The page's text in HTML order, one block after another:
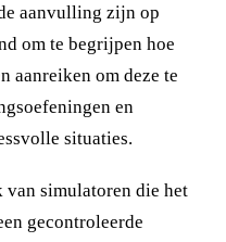
aanvulling zijn op
om te begrijpen hoe
aanreiken om deze te
en
situaties.
van simulatoren die het
gecontroleerde